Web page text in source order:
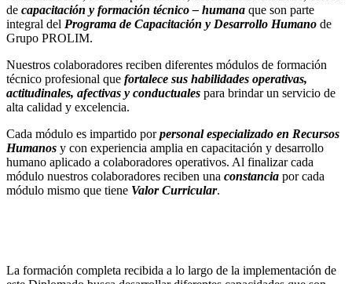
de capacitación y formación técnico – humana que son parte
integral del Programa de Capacitación y Desarrollo Humano de
Grupo PROLIM.
Nuestros colaboradores reciben diferentes módulos de formación
técnico profesional que fortalece sus habilidades operativas,
actitudinales, afectivas y conductuales para brindar un servicio de
alta calidad y excelencia.
Cada módulo es impartido porpersonal especializado en Recursos
Humanos y con experiencia amplia en capacitación y desarrollo
humano aplicado a colaboradores operativos. Al finalizar cada
módulo nuestros colaboradores reciben una constancia por cada
módulo mismo que tiene Valor Curricular.
La formación completa recibida a lo largo de la implementación de